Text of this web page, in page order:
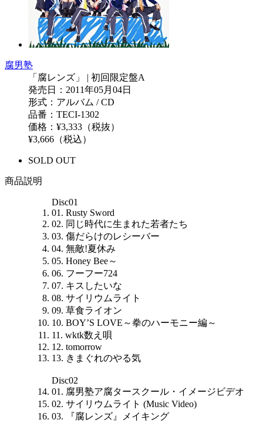
腐男塾
「腐レンズ」 | 初回限定盤A
発売日：2011年05月04日
形式：アルバム / CD
品番：TECI-1302
価格：¥3,333（税抜）
¥3,666（税込）
SOLD OUT
商品説明
Disc01
01. Rusty Sword
02. 同じ時代に生まれた若者たち
03. 傷だらけのレシーバー
04. 無敵!夏休み
05. Honey Bee～
06. フーフー724
07. キスしたいな
08. サイリウムライト
09. 草食ライオン
10. BOY’S LOVE～拳のハーモニー編～
11. wktk数え唄
12. tomorrow
13. きまぐれのやる気
Disc02
01. 腐男塾ア腐タースクール・イメージビデオ
02. サイリウムライト (Music Video)
03. 『腐レンズ』メイキング